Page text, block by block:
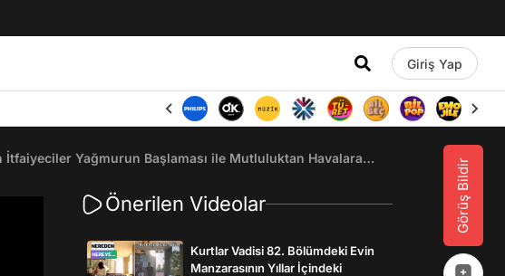
Giriş Yap
Görüş Bildir
Yağmurun Başlaması ile Mutluluktan Havalara
Önerilen Videolar
Kurtlar Vadisi 82. Bölümdeki Evin
Manzarasının Yıllar İçindeki